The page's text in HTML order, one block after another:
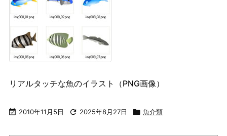
リアルタッチな魚のイラスト（PNG画像）
 2010年11月5日  2025年8月27日  魚介類